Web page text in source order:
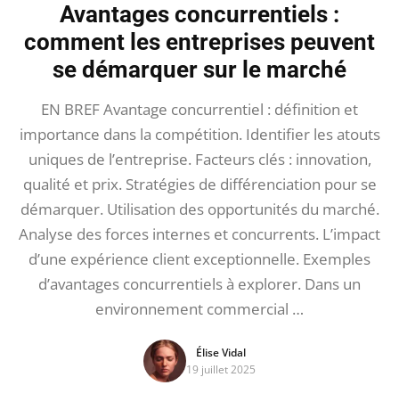
Avantages concurrentiels :
comment les entreprises peuvent
se démarquer sur le marché
EN BREF Avantage concurrentiel : définition et
importance dans la compétition. Identifier les atouts
uniques de l’entreprise. Facteurs clés : innovation,
qualité et prix. Stratégies de différenciation pour se
démarquer. Utilisation des opportunités du marché.
Analyse des forces internes et concurrents. L’impact
d’une expérience client exceptionnelle. Exemples
d’avantages concurrentiels à explorer. Dans un
environnement commercial …
Élise Vidal
19 juillet 2025